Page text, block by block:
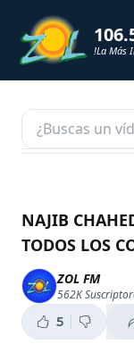
!La Más
NOTICIAS
SHORTS
PODCAST
ZOL TV
NAJIB
TODOS LOS
ZOL FM
562K
5